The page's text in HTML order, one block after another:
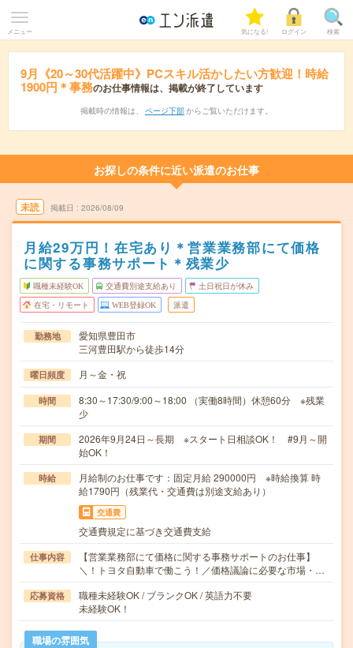
メニュー 気になる! ログイン 検索
9月《20～30代活躍中》PCスキル活かしたい方歓迎！時給
1900円＊事務のお仕事情報は、掲載が終了しています
掲載時の情報は、 ページ下部 からご覧いただけます。
お探しの条件に近い派遣のお仕事
未読 掲載日 2026/08/09
月給29万円！在宅あり＊営業業務部にて価格
に関する事務サポート＊残業少
職種未経験OK 交通費別途支給あり 土日祝日が休み
在宅・リモート WEB登録OK 派遣
勤務地
愛知県豊田市
三河豊田駅から徒歩14分
曜日頻度 月～金・祝
時間
8:30～17:30/9:00～18:00 （実働8時間）休憩60分 ※残業
少
期間
2026年9月24日～長期 ※スタート日相談OK！ #9月～開
始OK！
時給
月給制のお仕事です：固定月給 290000円 ※時給換算 時
給1790円（残業代・交通費は別途支給あり）
交通費
交通費規定に基づき交通費支給
仕事内容
【営業業務部にて価格に関する事務サポートのお仕事】
＼！トヨタ自動車で働こう！／価格議論に必要な市場・…
応募資格
職種未経験OK / ブランクOK / 英語力不要
未経験OK！
職場の雰囲気